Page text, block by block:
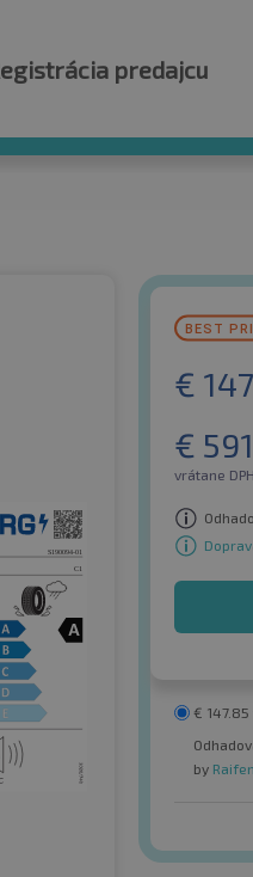
predajcu
€
€
vrátane DPH
€ 147.85
by